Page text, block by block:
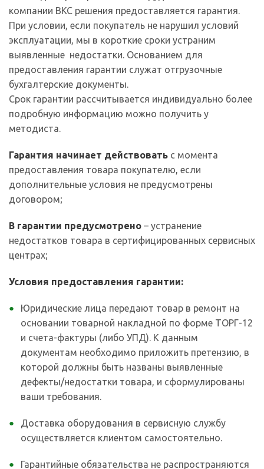
компании ВКС решения предоставляется гарантия.
При условии, если покупатель не нарушил условий
эксплуатации, мы в короткие сроки устраним
выявленные недостатки. Основанием для
предоставления гарантии служат отгрузочные
бухгалтерские документы.
Срок гарантии рассчитывается индивидуально более
подробную информацию можно получить у
методиста.
Гарантия начинает действовать с момента
предоставления товара покупателю, если
дополнительные условия не предусмотрены
договором;
В гарантии предусмотрено – устранение
недостатков товара в сертифицированных сервисных
центрах;
Условия предоставления гарантии:
Юридические лица передают товар в ремонт на
основании товарной накладной по форме ТОРГ-12
и счета-фактуры (либо УПД). К данным
документам необходимо приложить претензию, в
которой должны быть названы выявленные
дефекты/недостатки товара, и сформулированы
ваши требования.
Доставка оборудования в сервисную службу
осуществляется клиентом самостоятельно.
Гарантийные обязательства не распространяются